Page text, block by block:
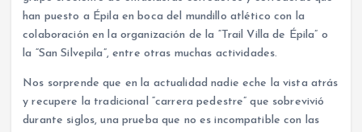
han puesto a Épila en boca del mundillo atlético con la
colaboración en la organización de la “Trail Villa de Épila” o
la “San Silvepila”, entre otras muchas actividades.
Nos sorprende que en la actualidad nadie eche la vista atrás
y recupere la tradicional “carrera pedestre” que sobrevivió
durante siglos, una prueba que no es incompatible con las